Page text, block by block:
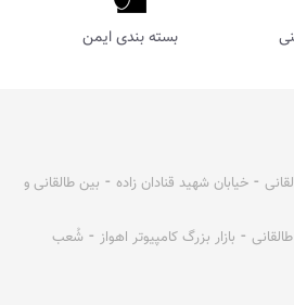
بسته بندی ایمن
⁃ خیابان شهید قنادان زاده ⁃ بین طالقانی و
طالقانی ⁃ بازار بزرگ کامپیوتر اهواز ⁃ شُعب